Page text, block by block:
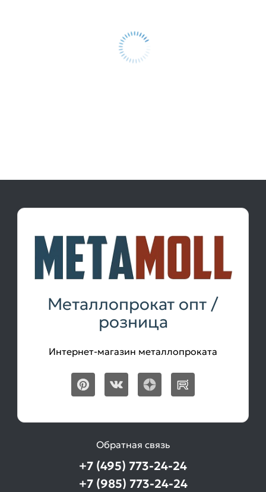
Металлопрокат опт /
розница
Интернет-магазин металлопроката
Обратная связь
+7 (495) 773-24-24
+7 (985) 773-24-24